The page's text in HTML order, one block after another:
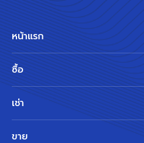
หน้าแรก
ซื้อ
เช่า
ขาย